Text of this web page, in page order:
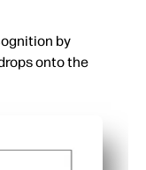
by
onto the